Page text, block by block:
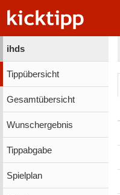
ihds
Tippübersicht
Gesamtübersicht
Wunschergebnis
Tippabgabe
Spielplan